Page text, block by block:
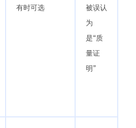
有时可选
被误认
为
是“质
量证
明”